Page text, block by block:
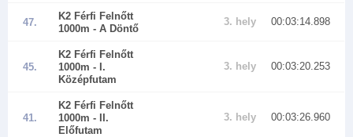
47.
K2 Férfi Felnőtt
1000m - A Döntő
3. hely 00:03:14.898
45.
K2 Férfi Felnőtt
1000m - I.
Középfutam
3. hely 00:03:20.253
41.
K2 Férfi Felnőtt
1000m - II.
Előfutam
3. hely 00:03:26.960